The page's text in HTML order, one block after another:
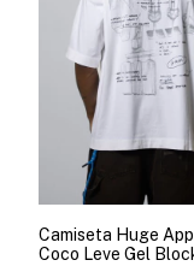
Camiseta Huge
Coco Leve Gel